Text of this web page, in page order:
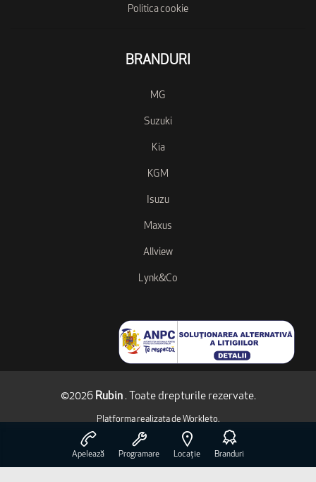
Apelează Programare Locație Branduri
Politica cookie
BRANDURI
MG
Suzuki
Kia
KGM
Isuzu
Maxus
Allview
Lynk&Co
©2026 Rubin . Toate drepturile rezervate.
Platforma realizata de Workleto.